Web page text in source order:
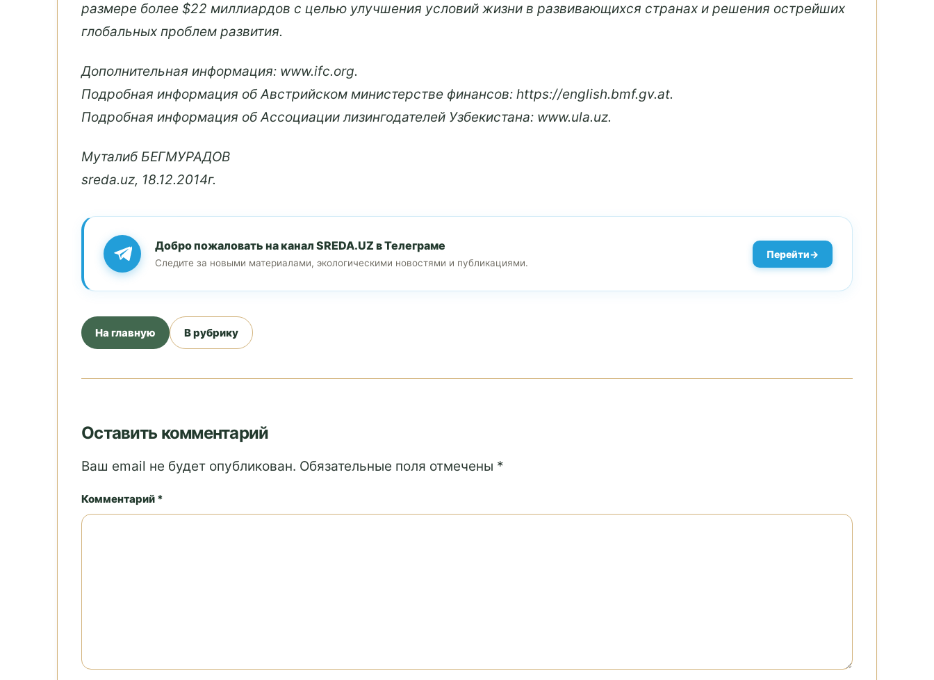
размере более $22 миллиардов с целью улучшения условий жизни в развивающихся странах и решения острейших
глобальных проблем развития.
Дополнительная информация: www.ifc.org.
Подробная информация об Австрийском министерстве финансов: https://english.bmf.gv.at.
Подробная информация об Ассоциации лизингодателей Узбекистана: www.ula.uz.
Муталиб БЕГМУРАДОВ
sreda.uz, 18.12.2014г.
Добро пожаловать на канал SREDA.UZ в Телеграме
Следите за новыми материалами, экологическими новостями и публикациями.
Перейти
На главную В рубрику
Оставить комментарий
Ваш email не будет опубликован. Обязательные поля отмечены *
Комментарий *